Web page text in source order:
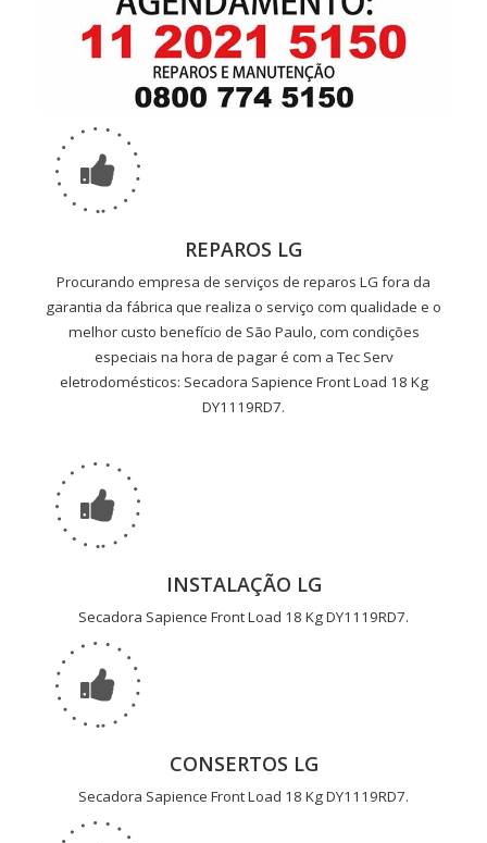
REPAROS LG
Procurando empresa de serviços de reparos LG fora da
garantia da fábrica que realiza o serviço com qualidade e o
melhor custo benefício de São Paulo, com condições
especiais na hora de pagar é com a Tec Serv
eletrodomésticos: Secadora Sapience Front Load 18 Kg
DY1119RD7.
INSTALAÇÃO LG
Secadora Sapience Front Load 18 Kg DY1119RD7.
CONSERTOS LG
Secadora Sapience Front Load 18 Kg DY1119RD7.